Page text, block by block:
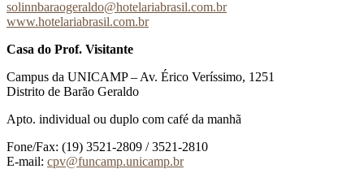
solinnbaraogeraldo@hotelariabrasil.com.br
www.hotelariabrasil.com.br
Casa do Prof. Visitante
Campus da UNICAMP – Av. Érico Veríssimo, 1251
Distrito de Barão Geraldo
Apto. individual ou duplo com café da manhã
Fone/Fax: (19) 3521-2809 / 3521-2810
E-mail: cpv@funcamp.unicamp.br